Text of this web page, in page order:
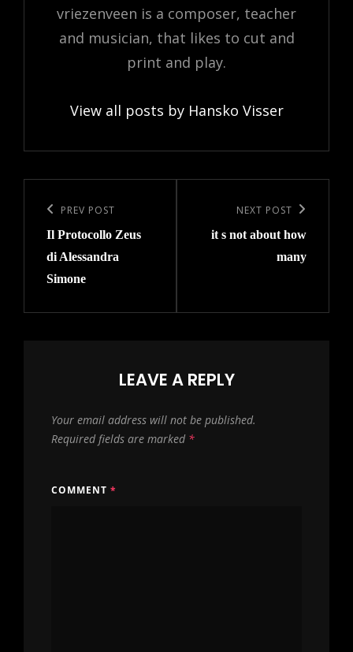
vriezenveen is a composer, teacher
and musician, that likes to cut and
print and play.
View all posts by Hansko Visser
navigation
Previous
Post
PREV POST
Il Protocollo Zeus
di Alessandra
Simone
Post
NEXT POST
it s not about how
many
LEAVE A REPLY
Your email address will not be published.
Required fields are marked *
COMMENT *